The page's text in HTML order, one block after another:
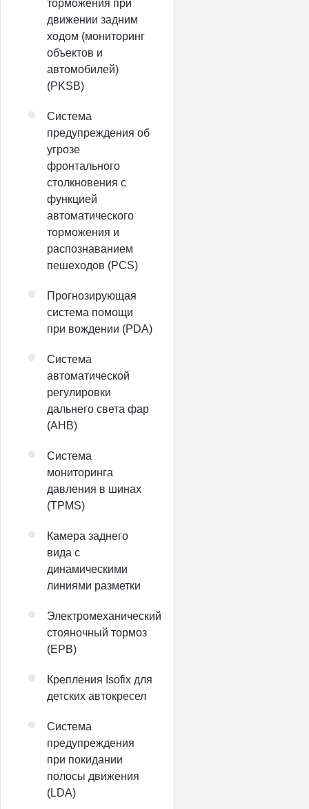
торможения при
движении задним
ходом (мониторинг
объектов и
автомобилей)
(PKSB)
Система
предупреждения об
угрозе
фронтального
столкновения с
функцией
автоматического
торможения и
распознаванием
пешеходов (PCS)
Прогнозирующая
система помощи
при вождении (PDA)
Система
автоматической
регулировки
дальнего света фар
(AHB)
Система
мониторинга
давления в шинах
(TPMS)
Камера заднего
вида с
динамическими
линиями разметки
Электромеханический
стояночный тормоз
(EPB)
Крепления Isofix для
детских автокресел
Система
предупреждения
при покидании
полосы движения
(LDA)